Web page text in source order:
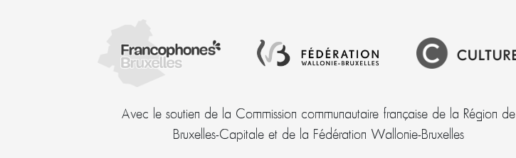
Avec le soutien de la Commission communautaire française de la Région de
Bruxelles-Capitale et de la Fédération Wallonie-Bruxelles